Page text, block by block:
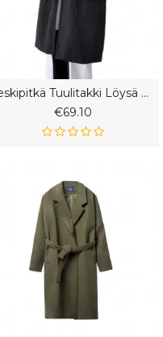
Keskipitkä Tuulitakki Löysä Miesten Trendikäs Rento Takki Yksivärinen
€69.10